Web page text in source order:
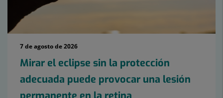
7 de agosto de 2026
Mirar el eclipse sin la protección
adecuada puede provocar una lesión